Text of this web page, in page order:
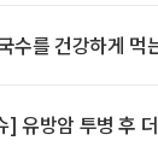
수를 건강하게 먹
] 유방암 투병 후